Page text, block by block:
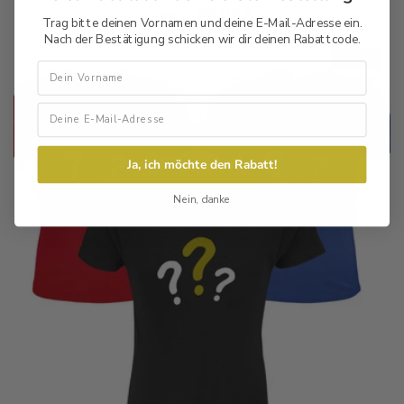
Preis
Verkaufspreis
59,00 €
Sale
Trag bitte deinen Vornamen und deine E-Mail-Adresse ein.
Nach der Bestätigung schicken wir dir deinen Rabattcode.
Vorname
Ja, ich möchte den Rabatt!
Nein, danke